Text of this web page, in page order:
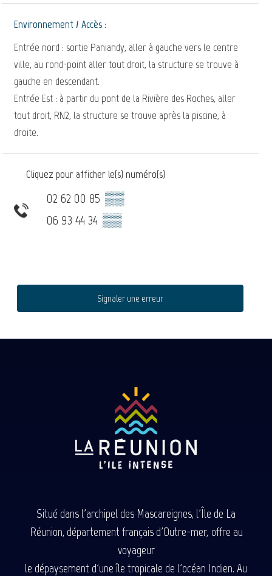
Environnement / Accès :
Entrée nord : sortie Paniandy, aller à gauche vers le centre
ville, au rond-point aller tout droit, la structure se trouve à
gauche en descendant.
Entrée Est : à partir du pont de la Rivière des Roches, aller
tout droit, RN2, la structure se trouve après la piscine, à
droite.
Cliquez pour afficher le(s) numéro(s)
02 62 00 85 ▒▒
06 93 44 34 ▒▒
Signaler une erreur
Situé dans l'archipel des Mascareignes, l'Île de La
Réunion, département français d'Outre-mer, offre au
voyageur
le dépaysement d'une île tropicale de l'océan Indien. Au